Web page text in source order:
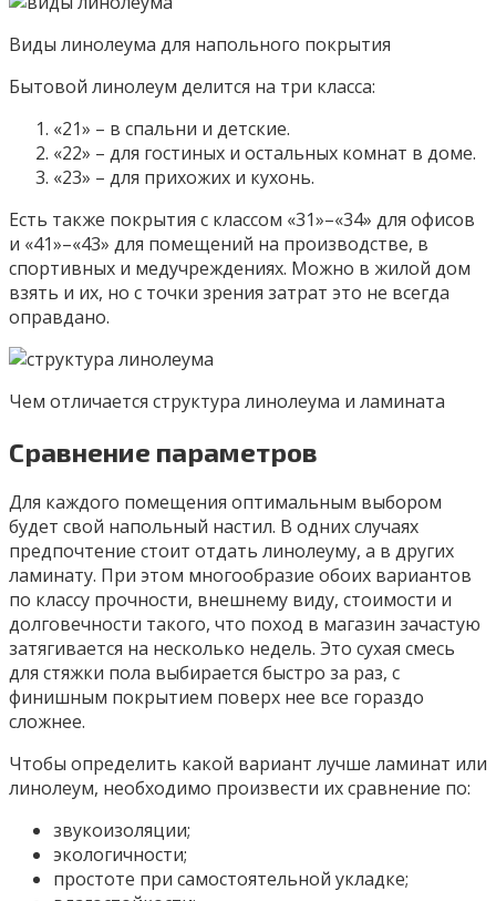
Виды линолеума для напольного покрытия
Бытовой линолеум делится на три класса:
«21» – в спальни и детские.
«22» – для гостиных и остальных комнат в доме.
«23» – для прихожих и кухонь.
Есть также покрытия с классом «31»–«34» для офисов
и «41»–«43» для помещений на производстве, в
спортивных и медучреждениях. Можно в жилой дом
взять и их, но с точки зрения затрат это не всегда
оправдано.
Чем отличается структура линолеума и ламината
Сравнение параметров
Для каждого помещения оптимальным выбором
будет свой напольный настил. В одних случаях
предпочтение стоит отдать линолеуму, а в других
ламинату. При этом многообразие обоих вариантов
по классу прочности, внешнему виду, стоимости и
долговечности такого, что поход в магазин зачастую
затягивается на несколько недель. Это сухая смесь
для стяжки пола выбирается быстро за раз, с
финишным покрытием поверх нее все гораздо
сложнее.
Чтобы определить какой вариант лучше ламинат или
линолеум, необходимо произвести их сравнение по:
звукоизоляции;
экологичности;
простоте при самостоятельной укладке;